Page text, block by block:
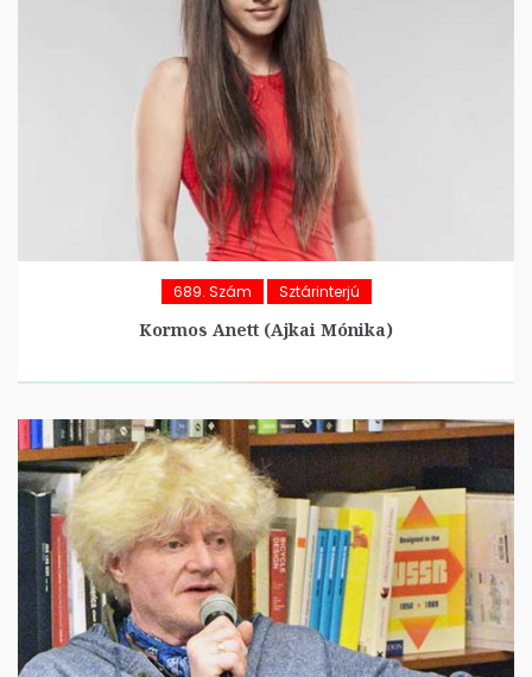
689. Szám Sztárinterjú
Kormos Anett (Ajkai Mónika)